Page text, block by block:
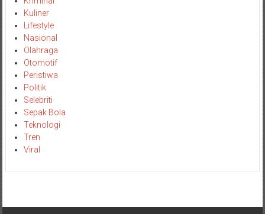
Kuliner
Lifestyle
Nasional
Olahraga
Otomotif
Peristiwa
Politik
Selebriti
Sepak Bola
Teknologi
Tren
Viral